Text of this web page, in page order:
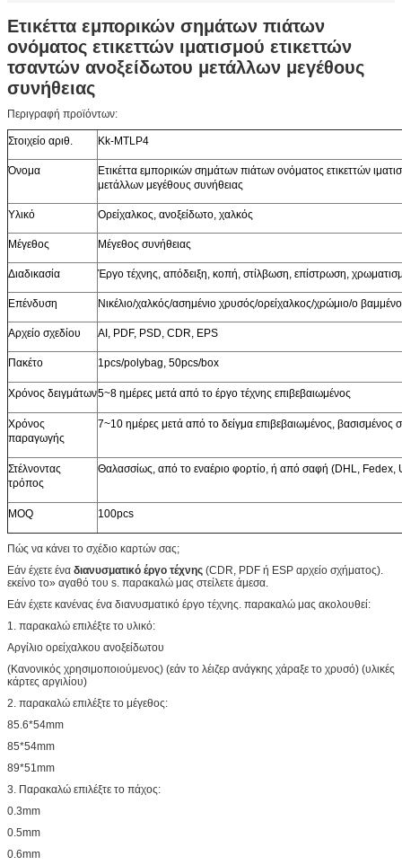
Ετικέττα εμπορικών σημάτων πιάτων
ονόματος ετικεττών ιματισμού ετικεττών
τσαντών ανοξείδωτου μετάλλων μεγέθους
συνήθειας
Περιγραφή προϊόντων:
Στοιχείο αριθ. Kk-MTLP4
Όνομα
Ετικέττα εμπορικών σημάτων πιάτων ονόματος ετικεττών
μετάλλων μεγέθους συνήθειας
Υλικό Ορείχαλκος, ανοξείδωτο, χαλκός
Μέγεθος Μέγεθος συνήθειας
Διαδικασία Έργο τέχνης, απόδειξη, κοπή, στίλβωση, επίστρωση,
Επένδυση Νικέλιο/χαλκός/ασημένιο χρυσός/ορείχαλκος/χρώμιο/ο
Αρχείο σχεδίου AI, PDF, PSD, CDR, EPS
Πακέτο 1pcs/polybag, 50pcs/box
Χρόνος δειγμάτων5~8 ημέρες μετά από το έργο τέχνης επιβεβαιωμένος
Χρόνος
παραγωγής
7~10 ημέρες μετά από το δείγμα επιβεβαιωμένος, βασισμένος
Στέλνοντας
τρόπος
Θαλασσίως, από το εναέριο φορτίο, ή από σαφή (DHL, Fedex,
MOQ 100pcs
Πώς να κάνει το σχέδιο καρτών σας;
Εάν έχετε ένα διανυσματικό έργο τέχνης (CDR, PDF ή ESP αρχείο σχήματος).
εκείνο το» αγαθό του s. παρακαλώ μας στείλετε άμεσα.
Εάν έχετε κανένας ένα διανυσματικό έργο τέχνης. παρακαλώ μας ακολουθεί:
1. παρακαλώ επιλέξτε το υλικό:
Αργίλιο ορείχαλκου ανοξείδωτου
(Κανονικός χρησιμοποιούμενος) (εάν το λέιζερ ανάγκης χάραξε το χρυσό) (υλικές
κάρτες αργιλίου)
2. παρακαλώ επιλέξτε το μέγεθος:
85.6*54mm
85*54mm
89*51mm
3. Παρακαλώ επιλέξτε το πάχος:
0.3mm
0.5mm
0.6mm